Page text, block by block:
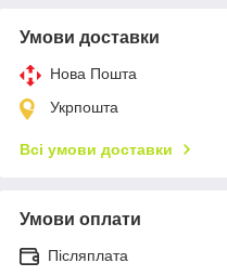
Умови доставки
Нова Пошта
Укрпошта
Всі умови доставки
Умови оплати
Післяплата